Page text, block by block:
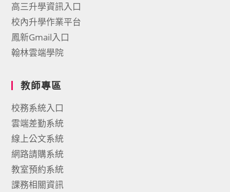
高三升學資訊入口
校內升學作業平台
鳳新Gmail入口
翰林雲端學院
教師專區
校務系統入口
雲端差勤系統
線上公文系統
網路請購系統
教室預約系統
課務相關資訊